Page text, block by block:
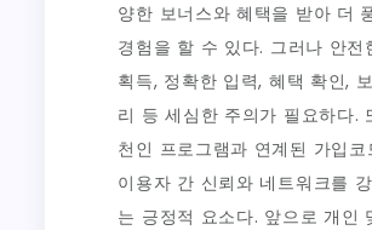
양한 보너스와 혜택을 받아 더
경험을 할 수 있다. 그러나 안전
획득, 정확한 입력, 혜택 확인,
리 등 세심한 주의가 필요하다.
천인 프로그램과 연계된 가입코
이용자 간 신뢰와 네트워크를
는 긍정적 요소다. 앞으로 개인